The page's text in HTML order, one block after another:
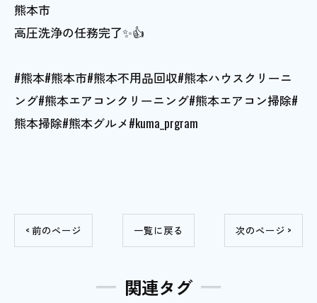
熊本市
高圧洗浄の任務完了✨👍
#熊本#熊本市#熊本不用品回収#熊本ハウスクリーニ
ング#熊本エアコンクリーニング#熊本エアコン掃除#
熊本掃除#熊本グルメ#kuma_prgram
< 前のページ 一覧に戻る 次のページ >
関連タグ